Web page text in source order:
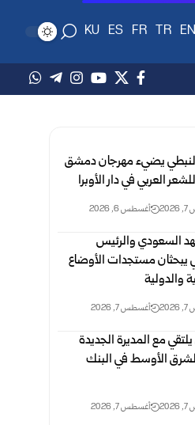
EN
TR
FR
ES
KU
يضيء مهرجان دمشق
العربي في دار الأوبرا
أغسطس 6, 2026
السعودي والرئيس
يبحثان مستجدات الأوضاع
والدولية
أغسطس 7, 2026
مع المديرة الجديدة
الأوسط في البنك
أغسطس 7, 2026